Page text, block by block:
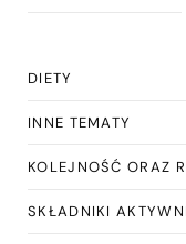
DIETY
INNE TEMATY
KOLEJNOŚĆ ORAZ
SKŁADNIKI